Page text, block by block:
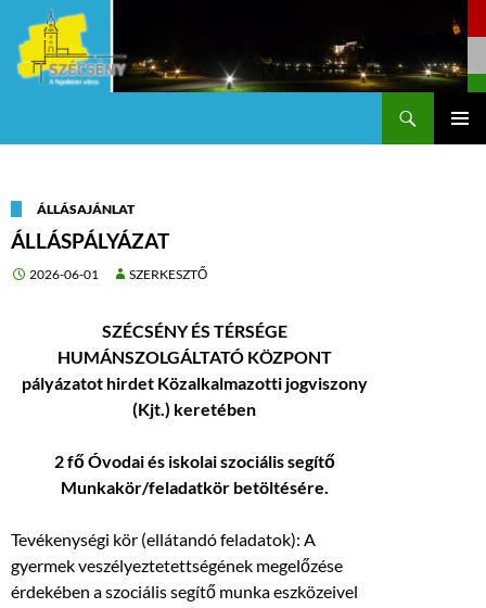
ÁLLÁSAJÁNLAT
ÁLLÁSPÁLYÁZAT
2026-06-01 SZERKESZTŐ
SZÉCSÉNY ÉS TÉRSÉGE
HUMÁNSZOLGÁLTATÓ KÖZPONT
pályázatot hirdet Közalkalmazotti jogviszony
(Kjt.) keretében
2 fő Óvodai és iskolai szociális segítő
Munkakör/feladatkör betöltésére.
Tevékenységi kör (ellátandó feladatok): A
gyermek veszélyeztetettségének megelőzése
érdekében a szociális segítő munka eszközeivel